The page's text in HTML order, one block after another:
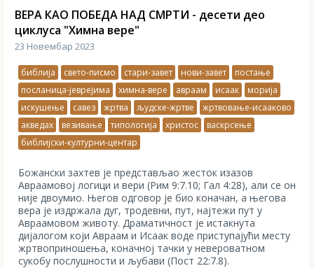
ВЕРА КАО ПОБЕДА НАД СМРТИ - десети део
циклуса "Химна вере"
23 Новембар 2023
библија свето-писмо стари-завет нови-завет
постање
посланица-јеврејима
химна-вере авраам исаак
морија
искушење
савез жртва људске-жртве
жртвовање-исааково
акведах
везивање типологија христос
васкрсење
библијски-културни-центар
Божански захтев је представљао жесток изазов
Авраамовој логици и вери (Рим 9:7.10; Гал 4:28), али се он
није двоумио. Његов одговор је био коначан, а његова
вера је издржала дуг, тродевни, пут, најтежи пут у
Авраамовом животу. Драматичност је истакнута
дијалогом који Авраам и Исаак воде приступајући месту
жртвоприношења, коначној тачки у невероватном
сукобу послушности и љубави (Пост 22:7.8).